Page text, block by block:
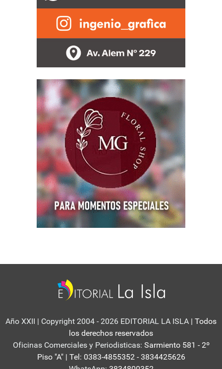
Año XXII | Copyright 2004 - 2026 EDITORIAL LA ISLA | Todos
los derechos reservados
Oficinas Comerciales y Periodisticas: Sarmiento 581 - 2º
Piso "A" | Tel: 0383-4855352 - 3834425626